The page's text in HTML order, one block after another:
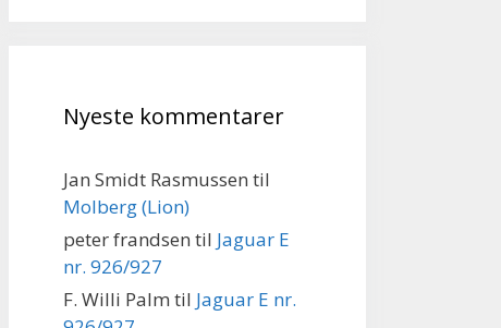
Nyeste kommentarer
Jan Smidt Rasmussen til
Molberg (Lion)
peter frandsen til Jaguar E
nr. 926/927
F. Willi Palm til Jaguar E nr.